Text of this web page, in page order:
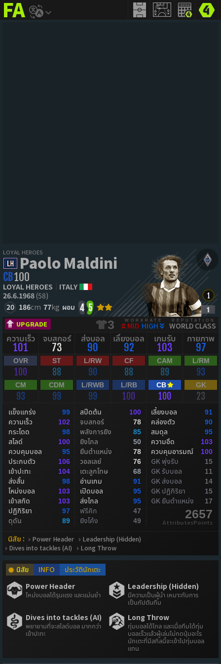
addict
LOYAL HEROES
Paolo Maldini
CB100
LOYAL HEROES
ITALY
26.6.1968(58)
20 186cm 77kg ผอม 4 5
UPGRADE 3 WORKRATE
MID HIGH
REPUTATION
WORLD CLASS
ความเร็ว
101
จบสกอร์
73
ส่งบอล
90
เลี้ยงบอล
92
เกมรับ
103
กายภาพ
97
OVR
100
ST
88
L/RW
90
CF
88
CAM
89
L/RM
93
CM
93
CDM
99
L/RWB
99
L/RB
100
CB
100
GK
23
แข็งแกร่ง 99
ความเร็ว 102
กระโดด 98
สไลด์ 100
ควบคุมบอล 95
ประกบตัว 106
เข้าปะทะ 104
ส่งสั้น 98
โหม่งบอล 103
เข้าสกัด 103
ปฏิกิริยา 97
ดุดัน 89
สปีดต้น 100
จบสกอร์ 78
พลังการยิง 85
ยิงไกล 50
ยืนตำแหน่ง 78
วอลเลย์ 76
เตะลูกโทษ 68
อ่านเกม 91
เปิดบอล 95
ส่งไกล 95
ฟรีคิก 47
ยิงโค้ง 49
เลี้ยงบอล 91
คล่องตัว 90
สมดุล 95
ความอึด 103
ควบคุมอารมณ์ 100
GK พุ่งรับ 15
GK รับบอล 11
GK ส่งบอล 14
GK ปฏิกิริยา 15
GK ยืนตำแหน่ง 17
2657
AttributesPoints
นิสัย : Power Header
Leadership (Hidden)
Dives into tackles (AI)
Long Throw
นิสัย INFO
ประวัตินักเตะ
Power Header
โหม่งบอลได้รุนแรง และแม่นยำ
Leadership (Hidden)
มีความเป็นผู้นำ เหมาะกับการ
เป็นกัปตันทีม
Dives into tackles (AI)
พยายามที่จะสไลด์บอล มากกว่า
เข้าปะทะ
Long Throw
ทุ่มบอลได้ไกล และเมื่อทีมได้ทุ่ม
บอลเร็วแล้วผู้เล่นไม่กดปุ่มอะไร
นักเตะที่มีสกิลนี้จะเข้าไปทุ่มบอล
แทน